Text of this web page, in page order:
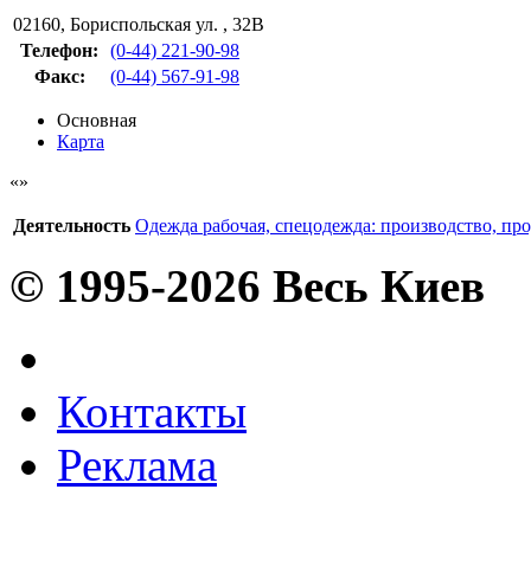
02160, Бориспольская ул. , 32В
Телефон:
(0-44) 221-90-98
Факс: (0-44) 567-91-98
Основная
Карта
Деятельность Одежда рабочая, спецодежда: производство,
© 1995-2026 Весь Киев
Контакты
Реклама